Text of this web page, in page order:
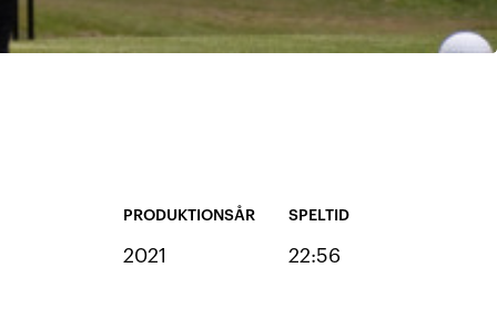
PRODUKTIONSÅR
2021
SPELTID
22:56